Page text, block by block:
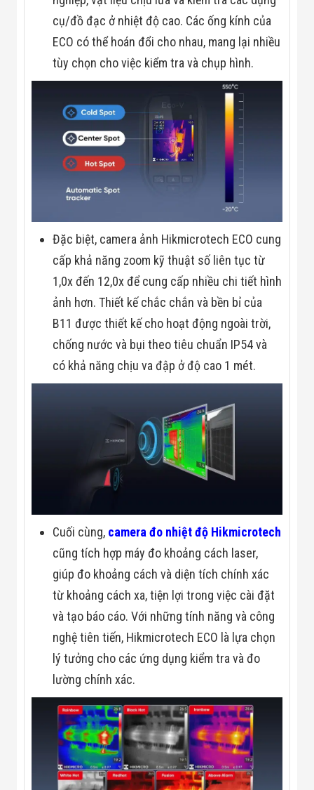
cụ/đồ đạc ở nhiệt độ cao. Các ống kính của
ECO có thể hoán đổi cho nhau, mang lại nhiều
tùy chọn cho việc kiểm tra và chụp hình.
Đặc biệt, camera ảnh Hikmicrotech ECO cung
cấp khả năng zoom kỹ thuật số liên tục từ
1,0x đến 12,0x để cung cấp nhiều chi tiết hình
ảnh hơn. Thiết kế chắc chắn và bền bỉ của
B11 được thiết kế cho hoạt động ngoài trời,
chống nước và bụi theo tiêu chuẩn IP54 và
có khả năng chịu va đập ở độ cao 1 mét.
Cuối cùng, camera đo nhiệt độ Hikmicrotech
cũng tích hợp máy đo khoảng cách laser,
giúp đo khoảng cách và diện tích chính xác
từ khoảng cách xa, tiện lợi trong việc cài đặt
và tạo báo cáo. Với những tính năng và công
nghệ tiên tiến, Hikmicrotech ECO là lựa chọn
lý tưởng cho các ứng dụng kiểm tra và đo
lường chính xác.